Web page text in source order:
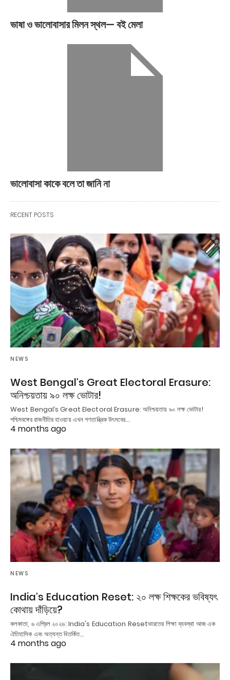
ভাষা ও ভালোবাসার মিলন স্থল— বই মেলা
ভালোবাসা কাকে বলে তা জানি না
RECENT POSTS
NEWS
West Bengal’s Great Electoral Erasure:
অনিশ্চয়তায় ৯০ লক্ষ ভোটার!
West Bengal’s Great Electoral Erasure: অনিশ্চয়তায় ৯০ লক্ষ ভোটার!
পশ্চিমবঙ্গের রাজনীতির হাওয়ায় এখন গণতান্ত্রিক উৎসবের…
4 months ago
NEWS
India’s Education Reset: ২০ লক্ষ শিক্ষকের ভবিষ্যৎ
কোথায় দাঁড়িয়ে?
কলকাতা, ৬ এপ্রিল ২০২৬: India's Education Resetভারতের শিক্ষা ব্যবস্থা আজ এক
ঐতিহাসিক এবং অত্যন্ত বিতর্কিত…
4 months ago